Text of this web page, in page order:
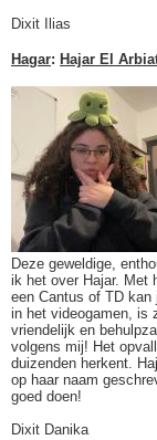
Dixit Ilias
Hagar: Hajar El
Deze geweldige,
ik het over Hajar. Met
een Cantus of TD kan
in het videogamen, is
vriendelijk en
volgens mij! Het
duizenden herkent.
op haar naam
goed doen!
Dixit Danika